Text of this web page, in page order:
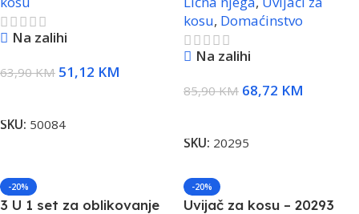
Na zalihi
63,90KM 51,12 KM
SKU: 50084
kosu, Domaćinstvo
Na zalihi
85,90KM 68,72 KM
SKU: 20295
-20%
3 U 1 set za oblikovanje
-20%
Uvijač za kosu – 20293